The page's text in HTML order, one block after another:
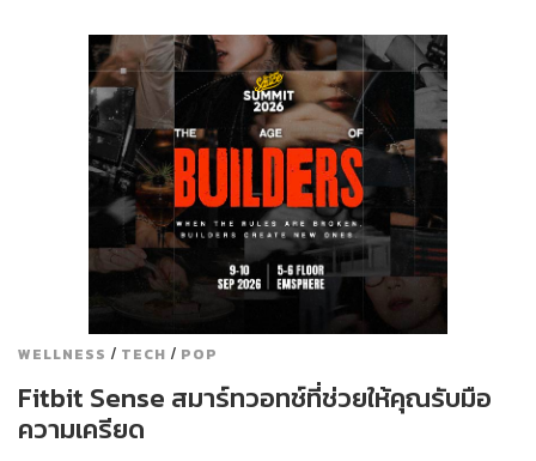
WELLNESS / TECH / POP
Fitbit Sense สมาร์ทวอทช์ที่ช่วยให้คุณรับมือ
ความเครียด